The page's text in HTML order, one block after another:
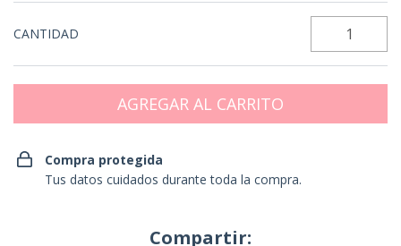
CANTIDAD
Compra protegida
Tus datos cuidados durante toda la compra.
Compartir: